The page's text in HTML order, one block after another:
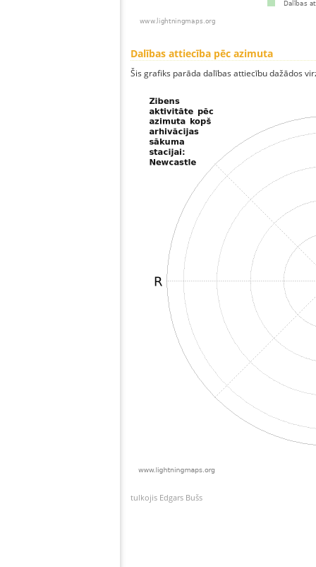
Dalības attiecība pēc azimuta
Šis grafiks parāda dalības attiecību dažādos
tulkojis Edgars Bušs